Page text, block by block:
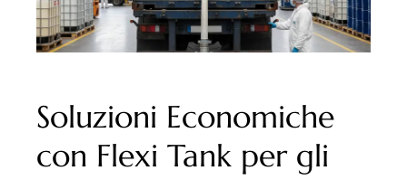
Soluzioni Economiche
con Flexi Tank per gli